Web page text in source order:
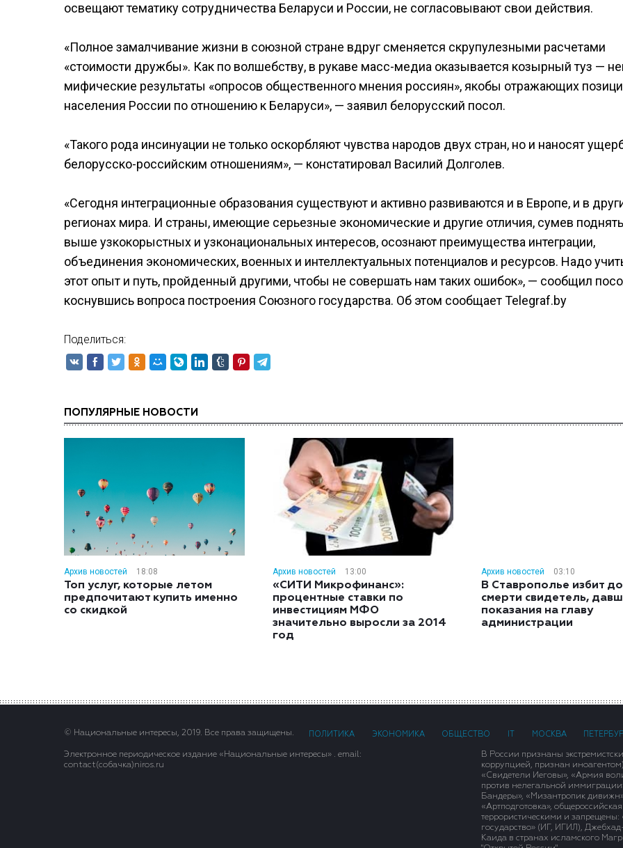
освещают тематику сотрудничества Беларуси и России, не согласовывают свои действия.
«Полное замалчивание жизни в союзной стране вдруг сменяется скрупулезными расчетами
«стоимости дружбы». Как по волшебству, в рукаве масс-медиа оказывается козырный туз —
мифические результаты «опросов общественного мнения россиян», якобы отражающих
населения России по отношению к Беларуси», — заявил белорусский посол.
«Такого рода инсинуации не только оскорбляют чувства народов двух стран, но и наносят
белорусско-российским отношениям», — констатировал Василий Долголев.
«Сегодня интеграционные образования существуют и активно развиваются и в Европе, и в
регионах мира. И страны, имеющие серьезные экономические и другие отличия, сумев
выше узкокорыстных и узконациональных интересов, осознают преимущества интеграции,
объединения экономических, военных и интеллектуальных потенциалов и ресурсов. Надо
этот опыт и путь, пройденный другими, чтобы не совершать нам таких ошибок», — сообщил
коснувшись вопроса построения Союзного государства. Об этом сообщает Telegraf.by
Поделиться:
ПОПУЛЯРНЫЕ НОВОСТИ
Архив новостей 18:08
Топ услуг, которые летом
предпочитают купить именно
со скидкой
Архив новостей 13:00
«СИТИ Микрофинанс»:
процентные ставки по
инвестициям МФО
значительно выросли за 2014
год
Архив новостей 03:10
В Ставрополье избит до
смерти свидетель,
показания на главу
администрации
© Национальные интересы, 2019. Все права защищены. ПОЛИТИКА ЭКОНОМИКА ОБЩЕСТВО МОСКВА
Электронное периодическое издание «Национальные интересы» . email:
contact(сoбaчка)niros.ru
В России признаны
коррупцией, признан
«Свидетели Иеговы», «Армия
против нелегальной
Бандеры», «Мизантропик
«Артподготовка»,
террористическими и
государство» (ИГ, ИГИЛ),
Каида в странах исламского